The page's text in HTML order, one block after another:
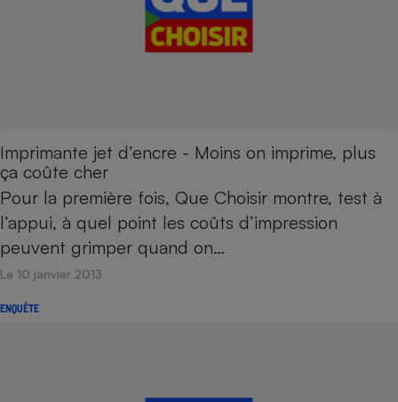
Imprimante jet d’encre - Moins on imprime, plus
ça coûte cher
Pour la première fois, Que Choisir montre, test à
l’appui, à quel point les coûts d’impression
peuvent grimper quand on…
Le 10 janvier 2013
ENQUÊTE